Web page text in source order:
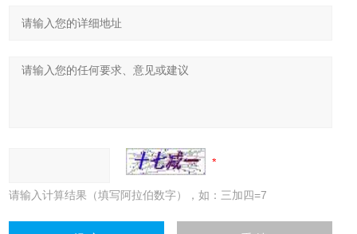
请输入计算结果（填写阿拉伯数字），如：三加四=7